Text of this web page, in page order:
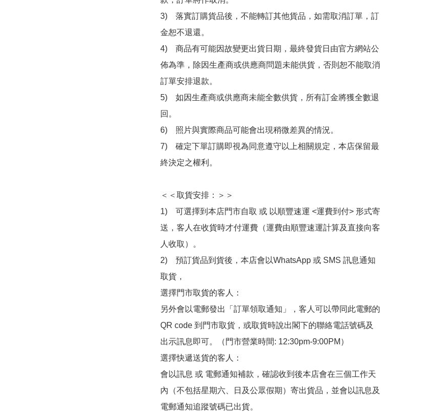
3)　落實訂購貨品後，不能轉訂其他貨品，如需取消訂單，訂
金恕不退還。
4)　商品有可能因故變更出貨日期，最終發貨日由官方網站公
佈為準，除因生產商或供應商問題未能供貨，否則恕不能取消
訂單安排退款。
5)　如因生產商或供應商未能全數供貨，所有訂金將獲全數退
回。
6)　照片與實際商品可能會出現稍微差異的情況。
7)　確定下單訂購即視為同意遵守以上相關規定，本店保留最
終決定之權利。
＜＜取貨安排：＞＞
1)　可選擇到本店門市自取 或 以順豐速運 <運費到付> 形式寄
送，客人在收貨時才付運費（運費由順豐速運計算及直接向客
人收取）。
2)　預訂貨品到貨後，本店會以WhatsApp 或 SMS 訊息通知
取貨，
選擇門市取貨的客人：
另外會以電郵發出「訂單領取通知」，客人可以帶同此電郵的
QR code 到門市取貨，或取貨時說出閣下的聯絡電話號碼及
出示訊息即可。（門市營業時間: 12:30pm-9:00PM）
選擇快遞送貨的客人：
會以訊息 或 電郵通知補款，確認收到後本店會在三個工作天
內（不包括星期六、日及公眾假期）寄出貨品，並會以訊息及
電郵通知追蹤號碼已出貨。